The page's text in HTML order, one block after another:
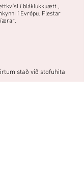
í bláklukkuætt ,
í Evrópu. Flestar
stað við stofuhita